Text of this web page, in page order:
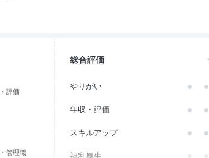
評価
管理職
総合評価
やりがい
年収・評価
スキルアップ
福利厚生